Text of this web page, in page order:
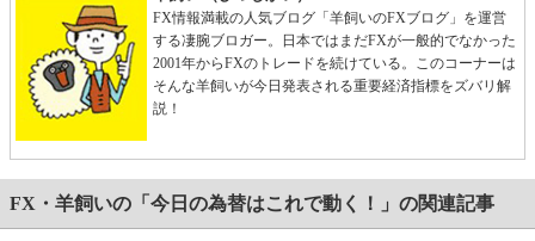
FX情報満載の人気ブログ「羊飼いのFXブログ」を運営
する凄腕ブロガー。日本ではまだFXが一般的でなかった
2001年からFXのトレードを続けている。このコーナーは
そんな羊飼いが今日発表される重要経済指標をズバリ解
説！
FX・羊飼いの「今日の為替はこれで動く！」の関連記事